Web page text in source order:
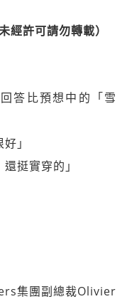
經許可請勿轉載）
答比預想中的「雪
」
挺實穿的」
集團副總裁Olivier